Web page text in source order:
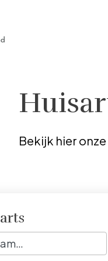
Bekijk hier